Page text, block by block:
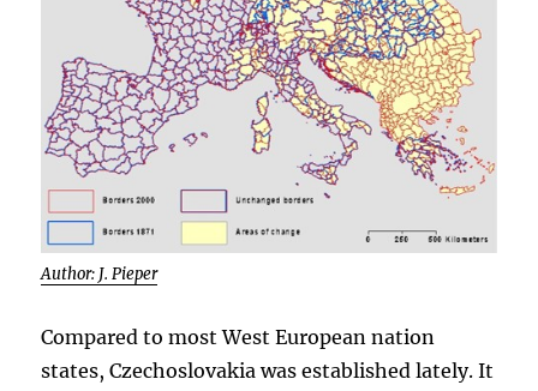
Author: J. Pieper
Compared to most West European nation
states, Czechoslovakia was established lately. It